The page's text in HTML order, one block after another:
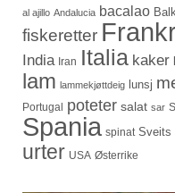
al ajillo Andalucia bacalao
fiskeretter
India Iran Italia kaker
lam lammekjøttdeig lunsj
Portugal poteter salat sar
Spania spinat Sveits
urter USA Østerrike